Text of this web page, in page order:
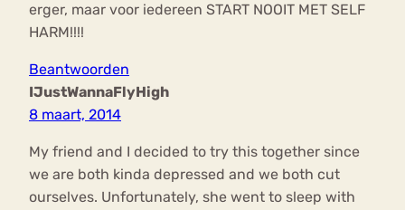
erger, maar voor iedereen START NOOIT MET SELF
HARM!!!!
Beantwoorden
IJustWannaFlyHigh
8 maart, 2014
My friend and I decided to try this together since
we are both kinda depressed and we both cut
ourselves. Unfortunately, she went to sleep with